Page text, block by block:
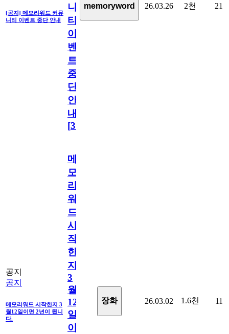
[공지] 메모리워드 커뮤
니티 이벤트 중단 안내
니
티
이
벤
트
중
단
안
내
[31
memoryword 26.03.26 2천 21
공지
공지
메모리워드 시작한지 3
월12일이면 2년이 됩니
다.
메
모
리
워
드
시
작
한
지
3
월
12
일
이
장화 26.03.02 1.6천 11